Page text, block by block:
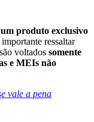
um produto exclusivo
ressaltar
voltados somente
e MEIs não
vale a pena